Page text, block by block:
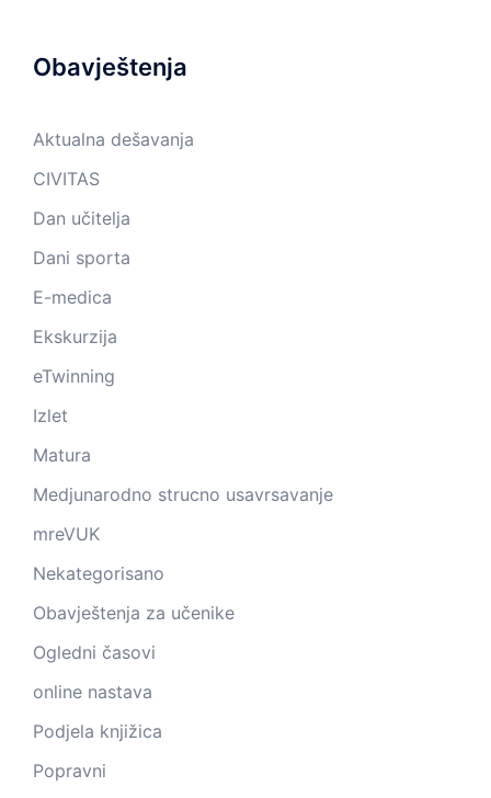
Obavještenja
Aktualna dešavanja
CIVITAS
Dan učitelja
Dani sporta
E-medica
Ekskurzija
eTwinning
Izlet
Matura
Medjunarodno strucno usavrsavanje
mreVUK
Nekategorisano
Obavještenja za učenike
Ogledni časovi
online nastava
Podjela knjižica
Popravni